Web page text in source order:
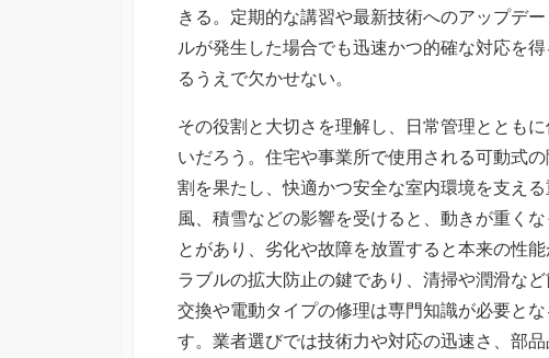
きる。定期的な講習や最新技術へのアップデ
ルが発生した場合でも迅速かつ的確な対応を
るうえで欠かせない。
その役割と大切さを理解し、日常管理ととも
いだろう。住宅や事業所で使用される可動式
割を果たし、快適かつ安全な室内環境を支え
風、積雪などの影響を受けると、動きが重く
とがあり、劣化や故障を放置すると本来の性
ラブルの拡大防止の鍵であり、清掃や潤滑な
交換や電動タイプの修理は専門知識が必要と
す。業者選びでは技術力や対応の迅速さ、部